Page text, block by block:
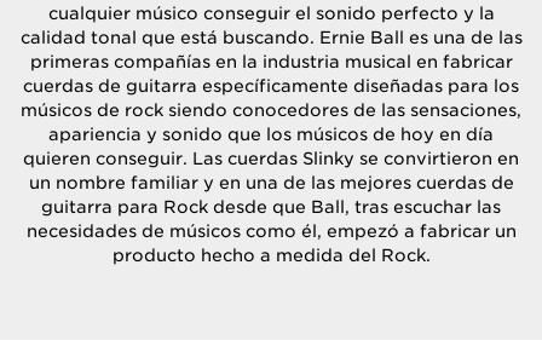
cualquier músico conseguir el sonido perfecto y la
calidad tonal que está buscando. Ernie Ball es una de las
primeras compañías en la industria musical en fabricar
cuerdas de guitarra específicamente diseñadas para los
músicos de rock siendo conocedores de las sensaciones,
apariencia y sonido que los músicos de hoy en día
quieren conseguir. Las cuerdas Slinky se convirtieron en
un nombre familiar y en una de las mejores cuerdas de
guitarra para Rock desde que Ball, tras escuchar las
necesidades de músicos como él, empezó a fabricar un
producto hecho a medida del Rock.